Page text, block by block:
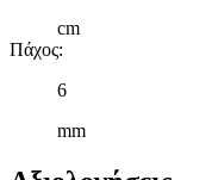
cm
Πάχος:
6
mm